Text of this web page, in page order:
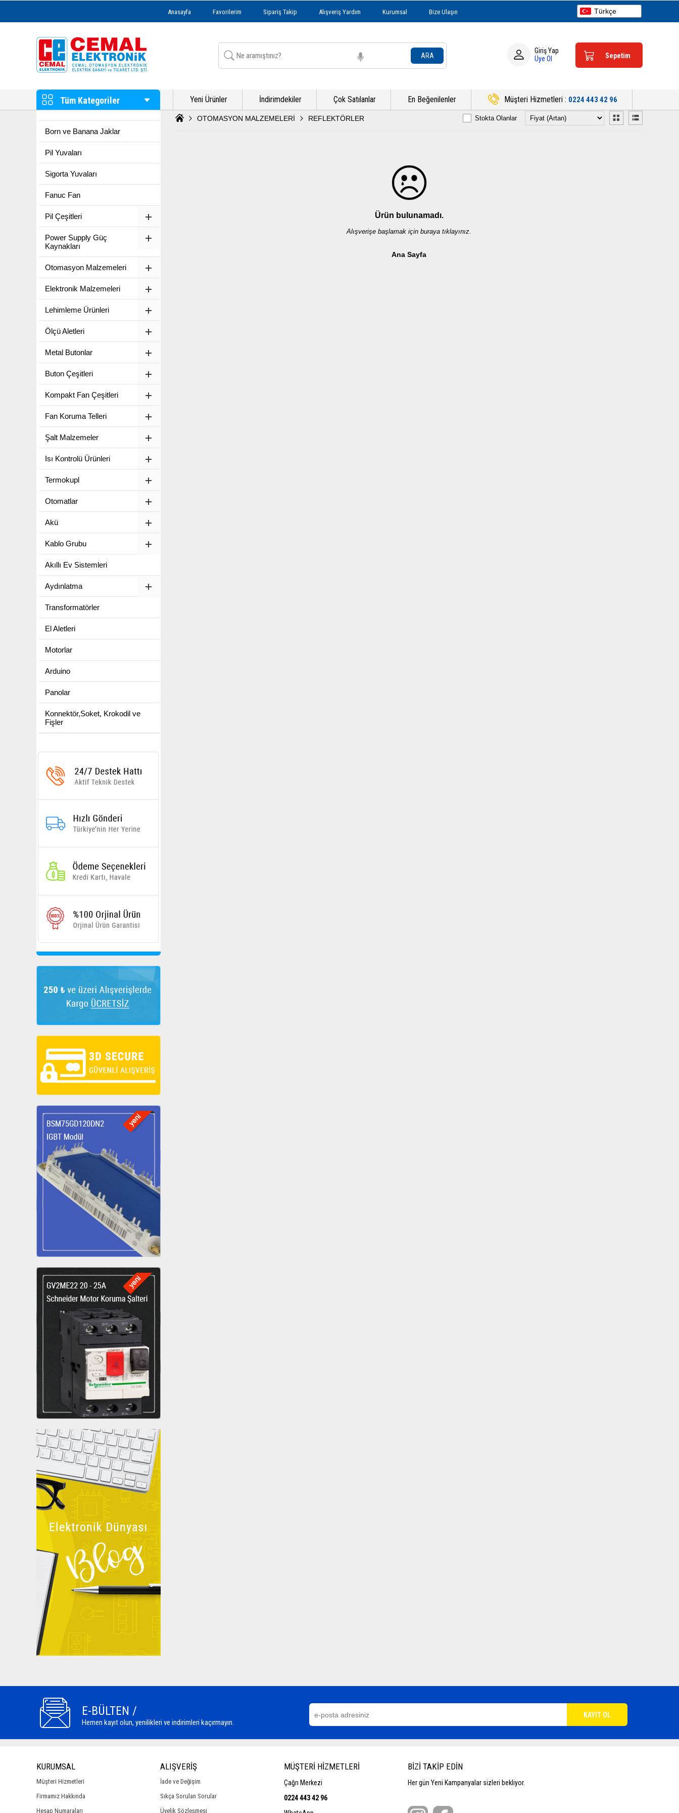
Anasayfa Favorilerim Sipariş Takip Alışveriş Yardım Kurumsal Bize Ulaşın
Türkçe
English
Deutsch
Sepetim
Giriş Yap
Üye Ol
Tüm Kategoriler Yeni Ürünler İndirimdekiler Çok Satılanlar En Beğenilenler Müşteri Hizmetleri : 0224 443 42 96
Born ve Banana Jaklar
Pil Yuvaları
Sigorta Yuvaları
Fanuc Fan
Pil Çeşitleri
Power Supply Güç
Kaynakları
Otomasyon Malzemeleri
Elektronik Malzemeleri
Lehimleme Ürünleri
Ölçü Aletleri
Metal Butonlar
Buton Çeşitleri
Kompakt Fan Çeşitleri
Fan Koruma Telleri
Şalt Malzemeler
Isı Kontrolü Ürünleri
Termokupl
Otomatlar
Akü
Kablo Grubu
Akıllı Ev Sistemleri
Aydınlatma
Transformatörler
El Aletleri
Motorlar
Arduino
Panolar
Konnektör,Soket, Krokodil ve
Fişler
OTOMASYON MALZEMELERİ REFLEKTÖRLER Stokta Olanlar
Ürün bulunamadı.
Alışverişe başlamak için buraya tıklayınız.
Ana Sayfa
E-BÜLTEN /
Hemen kayıt olun, yenilikleri ve indirimleri kaçırmayın.
KURUMSAL
Müşteri Hizmetleri
Firmamız Hakkında
Hesap Numaraları
ALIŞVERİŞ
İade ve Değişim
Sıkça Sorulan Sorular
Üyelik Sözleşmesi
MÜŞTERİ HİZMETLERİ
Çağrı Merkezi
0224 443 42 96
BİZİ TAKİP EDİN
Her gün Yeni Kampanyalar sizleri bekliyor.